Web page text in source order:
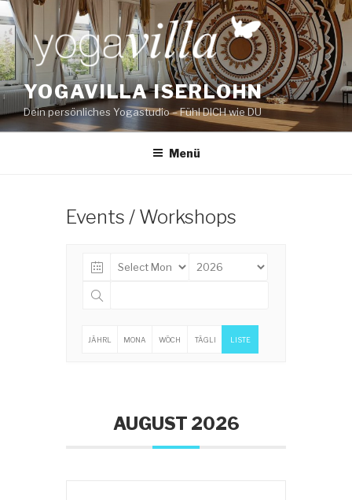
Zum
Inhalt
springen
YOGAVILLA ISERLOHN
Dein persönliches Yogastudio – Fühl DICH wie DU
Menü
Events / Workshops
JÄHRL MONA WÖCH TÄGLI LISTE
AUGUST 2026